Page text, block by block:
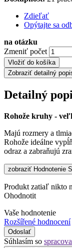
Zdieľať
Opýtajte sa
na otázku
Zmeniť počet
Vložiť do košíka
Zobraziť detailný
Detailný
Rohože kruhy -
Majú rozmery a
Rohože ideálne
odraz a zabraňujú
zobraziť Hodnotenie
Produkt zatiaľ nikto
Ohodnotit
Vaše hodnotenie
Rozšířené hodnocení
Odoslať
Súhlasím so